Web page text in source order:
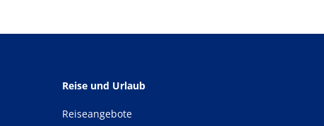
Reise und Urlaub
Reiseangebote